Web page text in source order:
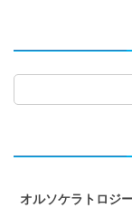
オルソケラトロジ